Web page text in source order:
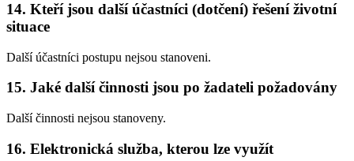
14. Kteří jsou další účastníci (dotčení) řešení životní
situace
Další účastníci postupu nejsou stanoveni.
15. Jaké další činnosti jsou po žadateli požadovány
Další činnosti nejsou stanoveny.
16. Elektronická služba, kterou lze využít